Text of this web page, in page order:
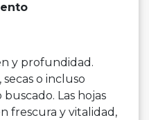
y profundidad.
o incluso
Las hojas
frescura y vitalidad,